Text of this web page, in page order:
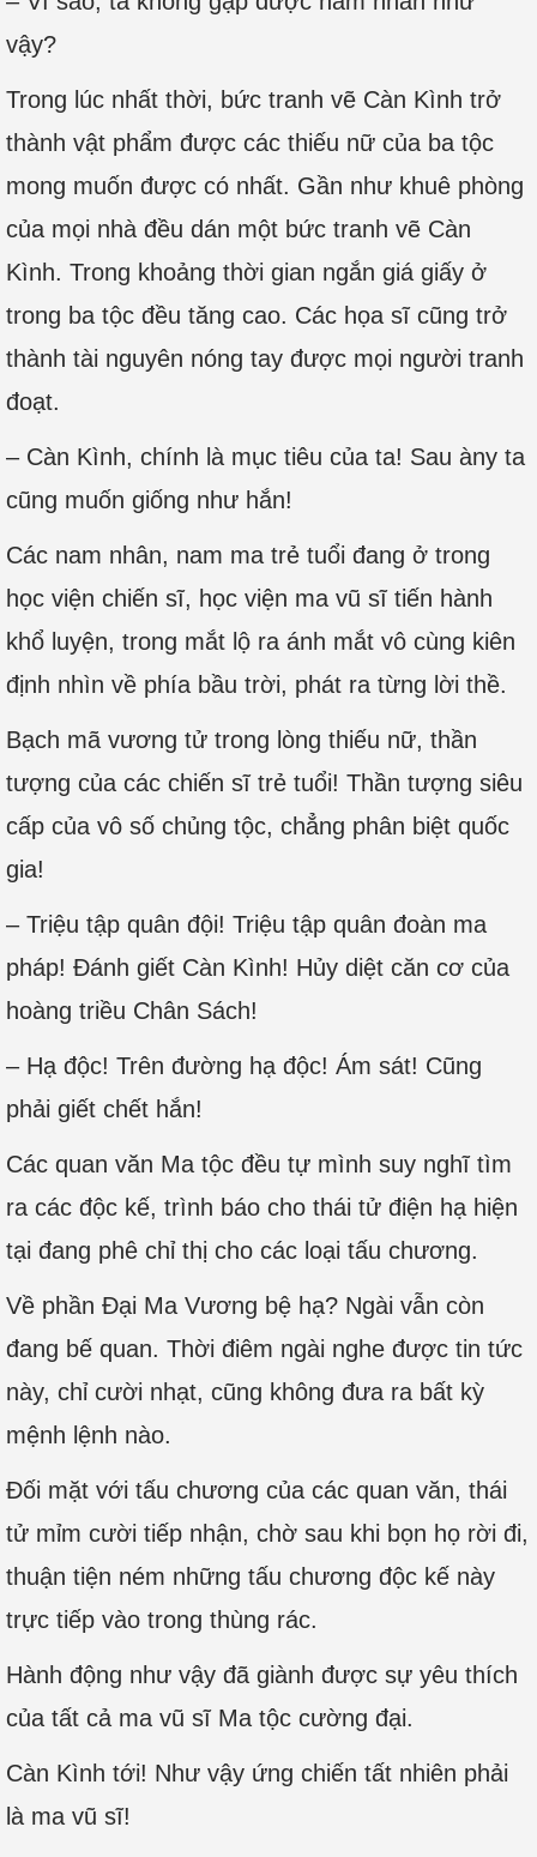
vậy?
Trong lúc nhất thời, bức tranh vẽ Càn Kình trở
thành vật phẩm được các thiếu nữ của ba tộc
mong muốn được có nhất. Gần như khuê phòng
của mọi nhà đều dán một bức tranh vẽ Càn
Kình. Trong khoảng thời gian ngắn giá giấy ở
trong ba tộc đều tăng cao. Các họa sĩ cũng trở
thành tài nguyên nóng tay được mọi người tranh
đoạt.
– Càn Kình, chính là mục tiêu của ta! Sau àny ta
cũng muốn giống như hắn!
Các nam nhân, nam ma trẻ tuổi đang ở trong
học viện chiến sĩ, học viện ma vũ sĩ tiến hành
khổ luyện, trong mắt lộ ra ánh mắt vô cùng kiên
định nhìn về phía bầu trời, phát ra từng lời thề.
Bạch mã vương tử trong lòng thiếu nữ, thần
tượng của các chiến sĩ trẻ tuổi! Thần tượng siêu
cấp của vô số chủng tộc, chẳng phân biệt quốc
gia!
– Triệu tập quân đội! Triệu tập quân đoàn ma
pháp! Đánh giết Càn Kình! Hủy diệt căn cơ của
hoàng triều Chân Sách!
– Hạ độc! Trên đường hạ độc! Ám sát! Cũng
phải giết chết hắn!
Các quan văn Ma tộc đều tự mình suy nghĩ tìm
ra các độc kế, trình báo cho thái tử điện hạ hiện
tại đang phê chỉ thị cho các loại tấu chương.
Về phần Đại Ma Vương bệ hạ? Ngài vẫn còn
đang bế quan. Thời điêm ngài nghe được tin tức
này, chỉ cười nhạt, cũng không đưa ra bất kỳ
mệnh lệnh nào.
Đối mặt với tấu chương của các quan văn, thái
tử mỉm cười tiếp nhận, chờ sau khi bọn họ rời đi,
thuận tiện ném những tấu chương độc kế này
trực tiếp vào trong thùng rác.
Hành động như vậy đã giành được sự yêu thích
của tất cả ma vũ sĩ Ma tộc cường đại.
Càn Kình tới! Như vậy ứng chiến tất nhiên phải
là ma vũ sĩ!